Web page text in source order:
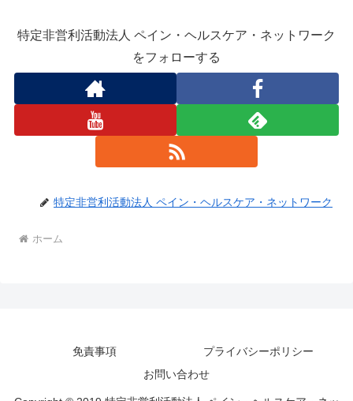
特定非営利活動法人 ペイン・ヘルスケア・ネットワーク
をフォローする
特定非営利活動法人 ペイン・ヘルスケア・ネットワーク
ホーム
免責事項
プライバシーポリシー
お問い合わせ